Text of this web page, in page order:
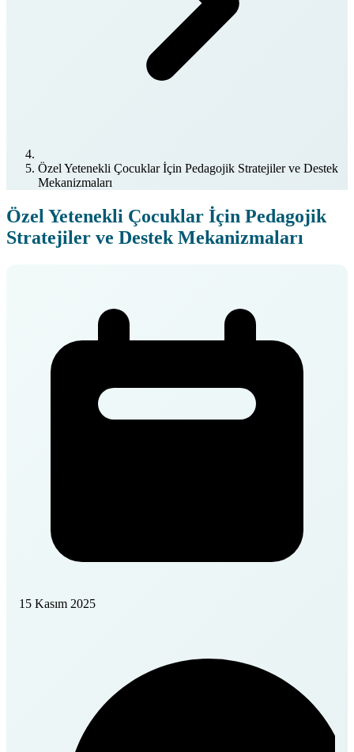
Özel Yetenekli Çocuklar İçin Pedagojik Stratejiler ve Destek
Mekanizmaları
Özel Yetenekli Çocuklar İçin Pedagojik
Stratejiler ve Destek Mekanizmaları
15 Kasım 2025